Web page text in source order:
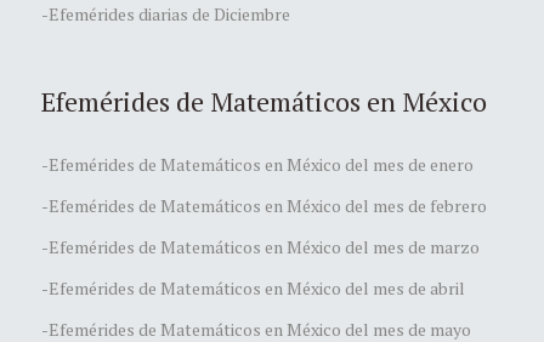
-Efemérides diarias de Diciembre
Efemérides de Matemáticos en México
-Efemérides de Matemáticos en México del mes de enero
-Efemérides de Matemáticos en México del mes de febrero
-Efemérides de Matemáticos en México del mes de marzo
-Efemérides de Matemáticos en México del mes de abril
-Efemérides de Matemáticos en México del mes de mayo